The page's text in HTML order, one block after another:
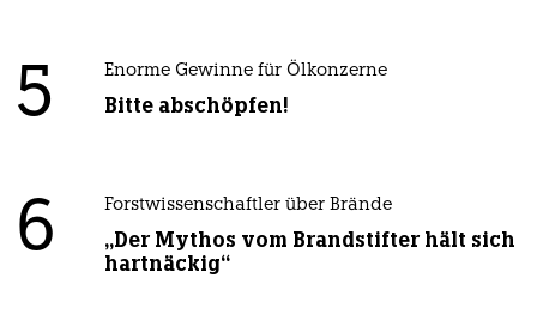
5 Enorme Gewinne für Ölkonzerne
Bitte abschöpfen!
6 Forstwissenschaftler über Brände
„Der Mythos vom Brandstifter hält sich
hartnäckig“